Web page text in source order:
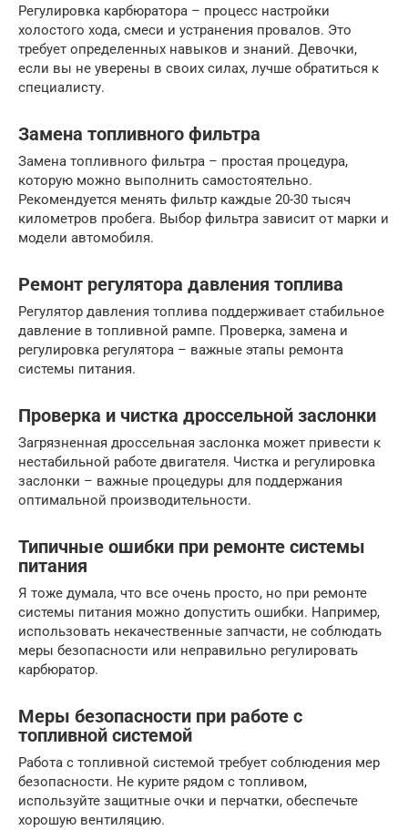
Регулировка карбюратора – процесс настройки
холостого хода, смеси и устранения провалов. Это
требует определенных навыков и знаний. Девочки,
если вы не уверены в своих силах, лучше обратиться к
специалисту.
Замена топливного фильтра
Замена топливного фильтра – простая процедура,
которую можно выполнить самостоятельно.
Рекомендуется менять фильтр каждые 20-30 тысяч
километров пробега. Выбор фильтра зависит от марки и
модели автомобиля.
Ремонт регулятора давления топлива
Регулятор давления топлива поддерживает стабильное
давление в топливной рампе. Проверка, замена и
регулировка регулятора – важные этапы ремонта
системы питания.
Проверка и чистка дроссельной заслонки
Загрязненная дроссельная заслонка может привести к
нестабильной работе двигателя. Чистка и регулировка
заслонки – важные процедуры для поддержания
оптимальной производительности.
Типичные ошибки при ремонте системы
питания
Я тоже думала, что все очень просто, но при ремонте
системы питания можно допустить ошибки. Например,
использовать некачественные запчасти, не соблюдать
меры безопасности или неправильно регулировать
карбюратор.
Меры безопасности при работе с
топливной системой
Работа с топливной системой требует соблюдения мер
безопасности. Не курите рядом с топливом,
используйте защитные очки и перчатки, обеспечьте
хорошую вентиляцию.